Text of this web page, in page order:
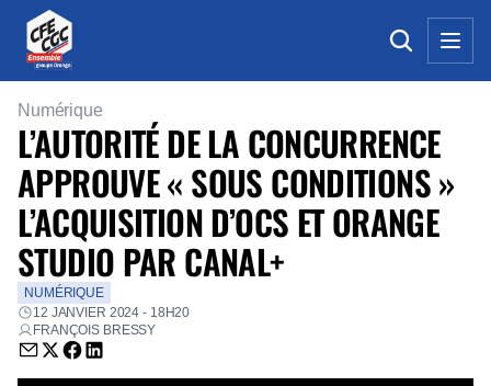
Numérique
L’AUTORITÉ DE LA CONCURRENCE
APPROUVE « SOUS CONDITIONS »
L’ACQUISITION D’OCS ET ORANGE
STUDIO PAR CANAL+
NUMÉRIQUE
12 JANVIER 2024 - 18H20
FRANÇOIS BRESSY
Envoyer par email (nouvelle fenêtre)
Partager sur Twitter (nouvelle fenêtre)
Partager sur Facebook (nouvelle fenêtre)
Partager sur LinkedIn (nouvelle fenêtre)